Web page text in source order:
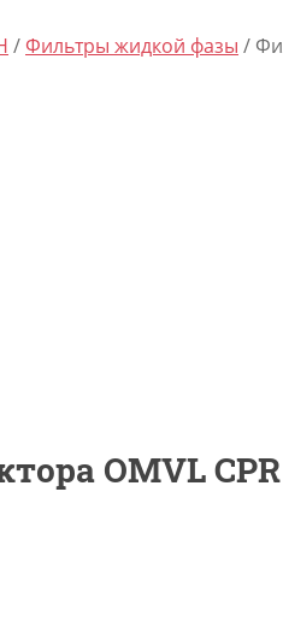
/Фильтры жидкой фазы /
OMVL